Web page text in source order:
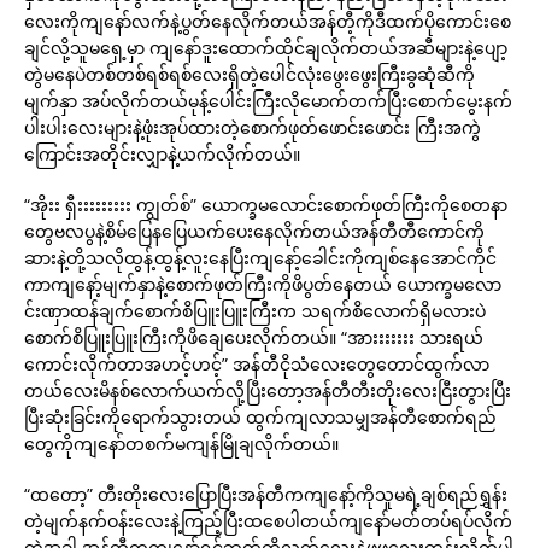
လေးကိုကျနော်လက်နဲ့ပွတ်နေလိုက်တယ်အန်တီ့ကိုဒီထက်ပိုကောင်းစေ
ချင်လို့သူမရှေ့မှာ ကျနော်ဒူးထောက်ထိုင်ချလိုက်တယ်အဆီများနဲ့ပျော့
တွဲမနေပဲတစ်တစ်ရစ်ရစ်လေးရှိတဲ့ပေါင်လုံးဖွေးဖွေးကြီးခွဆုံဆီကို
မျက်နှာ အပ်လိုက်တယ်မုန့်ပေါင်းကြီးလိုမောက်တက်ပြီးစောက်မွေးနက်
ပါးပါးလေးများနဲ့ဖုံးအုပ်ထားတဲ့စောက်ဖုတ်ဖောင်းဖောင်း ကြီးအကွဲ
ကြောင်းအတိုင်းလျှာနဲ့ယက်လိုက်တယ်။
“အိုးး ရှီးးးးးးးးး ကျွတ်စ်” ယောက္ခမလောင်းစောက်ဖုတ်ကြီးကိုစေတနာ
တွေဗလပွနဲ့စိမ်ပြေနပြေယက်ပေးနေလိုက်တယ်အန်တီတီကောင်ကို
ဆားနဲ့တို့သလိုထွန့်ထွန့်လူးနေပြီးကျနော့်ခေါင်းကိုကျစ်နေအောင်ကိုင်
ကာကျနော့်မျက်နှာနဲ့စောက်ဖုတ်ကြီးကိုဖိပွတ်နေတယ် ယောက္ခမလော
င်းဏှာထန်ချက်စောက်စိပြူးပြူးကြီးက သရက်စိလောက်ရှိမလားပဲ
စောက်စိပြူးပြူးကြီးကိုဖိချေပေးလိုက်တယ်။ “အားးးးးးး သားရယ်
ကောင်းလိုက်တာအဟင့်ဟင့်” အန်တီငိုသံလေးတွေတောင်ထွက်လာ
တယ်လေးမိနစ်လောက်ယက်လို့ပြီးတော့အန်တီတီးတိုးလေးငြီးတွားပြီး
ပြီးဆုံးခြင်းကိုရောက်သွားတယ် ထွက်ကျလာသမျှအန်တီစောက်ရည်
တွေကိုကျနော်တစက်မကျန်မြိုချလိုက်တယ်။
“ထတော့” တီးတိုးလေးပြောပြီးအန်တီကကျနော့်ကိုသူမရဲ့ချစ်ရည်ရွှန်း
တဲ့မျက်နက်ဝန်းလေးနဲ့ကြည့်ပြီးထစေပါတယ်ကျနော်မတ်တပ်ရပ်လိုက်